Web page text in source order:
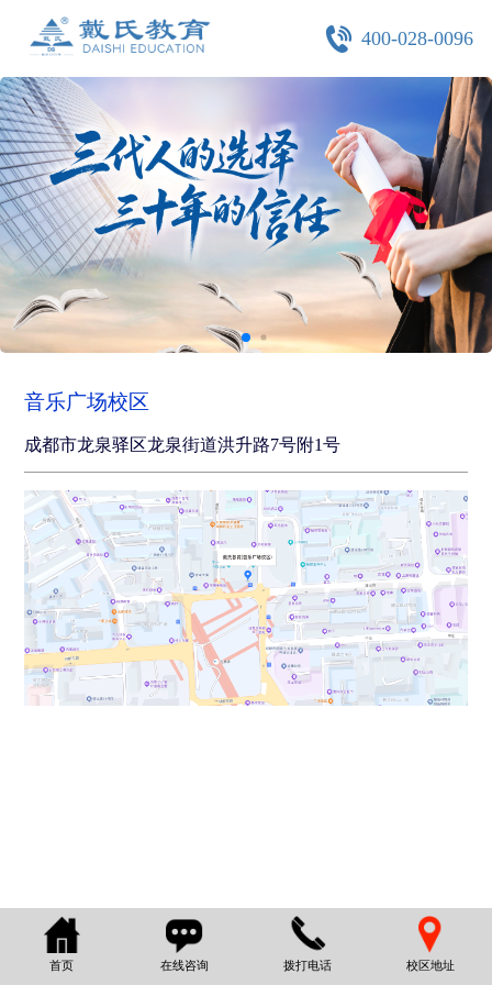
400-028-0096
音乐广场校区
成都市龙泉驿区龙泉街道洪升路7号附1号
首页 在线咨询 拨打电话 校区地址